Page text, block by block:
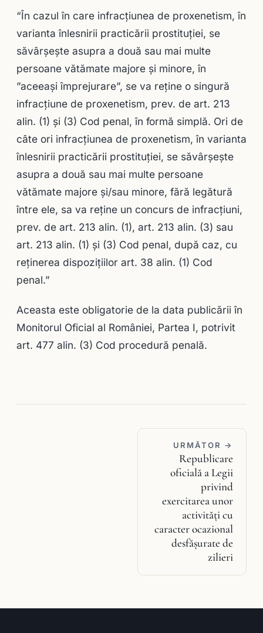
“În cazul în care infracțiunea de proxenetism, în
varianta înlesnirii practicării prostituției, se
săvârșește asupra a două sau mai multe
persoane vătămate majore și minore, în
”aceeași împrejurare”, se va reține o singură
infracțiune de proxenetism, prev. de art. 213
alin. (1) și (3) Cod penal, în formă simplă. Ori de
câte ori infracțiunea de proxenetism, în varianta
înlesnirii practicării prostituției, se săvârșește
asupra a două sau mai multe persoane
vătămate majore și/sau minore, fără legătură
între ele, sa va reține un concurs de infracțiuni,
prev. de art. 213 alin. (1), art. 213 alin. (3) sau
art. 213 alin. (1) și (3) Cod penal, după caz, cu
reţinerea dispoziţiilor art. 38 alin. (1) Cod
penal.”
Aceasta este obligatorie de la data publicării în
Monitorul Oficial al României, Partea I, potrivit
art. 477 alin. (3) Cod procedură penală.
URMĂTOR →
Republicare
oficială a Legii
privind
exercitarea unor
activităţi cu
caracter ocazional
desfăşurate de
zilieri